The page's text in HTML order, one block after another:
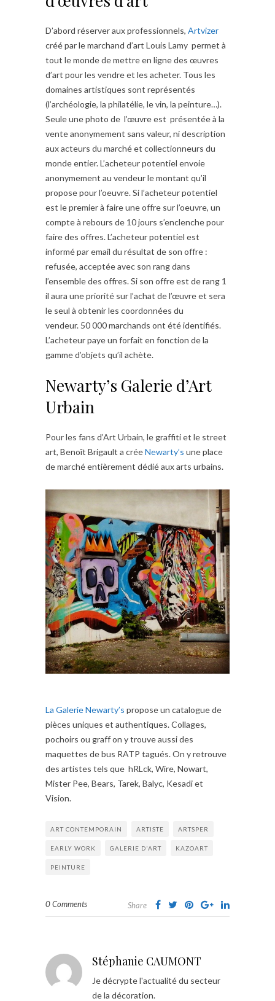
D’abord réserver aux professionnels, Artvizer
créé par le marchand d’art Louis Lamy permet à
tout le monde de mettre en ligne des œuvres
d’art pour les vendre et les acheter. Tous les
domaines artistiques sont représentés
(l’archéologie, la philatélie, le vin, la peinture…).
Seule une photo de l’œuvre est présentée à la
vente anonymement sans valeur, ni description
aux acteurs du marché et collectionneurs du
monde entier. L’acheteur potentiel envoie
anonymement au vendeur le montant qu’il
propose pour l’oeuvre. Si l’acheteur potentiel
est le premier à faire une offre sur l’oeuvre, un
compte à rebours de 10 jours s’enclenche pour
faire des offres. L’acheteur potentiel est
informé par email du résultat de son offre :
refusée, acceptée avec son rang dans
l’ensemble des offres. Si son offre est de rang 1
il aura une priorité sur l’achat de l’œuvre et sera
le seul à obtenir les coordonnées du
vendeur. 50 000 marchands ont été identifiés.
L’acheteur paye un forfait en fonction de la
gamme d’objets qu’il achète.
Newarty’s Galerie d’Art
Urbain
Pour les fans d’Art Urbain, le graffiti et le street
art, Benoît Brigault a créeNewarty’s une place
de marché entièrement dédié aux arts urbains.
La Galerie Newarty’s propose un catalogue de
pièces uniques et authentiques. Collages,
pochoirs ou graff on y trouve aussi des
maquettes de bus RATP tagués. On y retrouve
des artistes tels que hRLck, Wire, Nowart,
Mister Pee, Bears, Tarek, Balyc, Kesadi et
Vision.
ART CONTEMPORAIN ARTISTE ARTSPER
EARLY WORK GALERIE D'ART KAZOART
PEINTURE
0 Comments Share
Stéphanie CAUMONT
Je décrypte l'actualité du secteur
de la décoration.